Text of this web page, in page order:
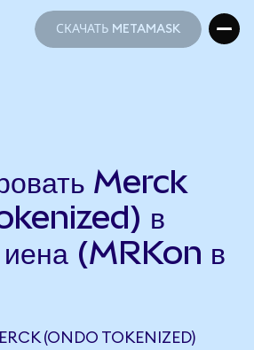
СКАЧАТЬ METAMASK
Merck
в
иена (MRKon в
(ONDO TOKENIZED)